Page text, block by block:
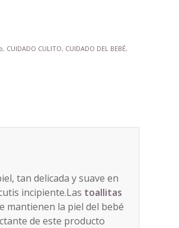
, CUIDADO CULITO, CUIDADO DEL BEBÉ,
tan delicada y suave en
incipiente.Las toallitas
mantienen la piel del bebé
de este producto